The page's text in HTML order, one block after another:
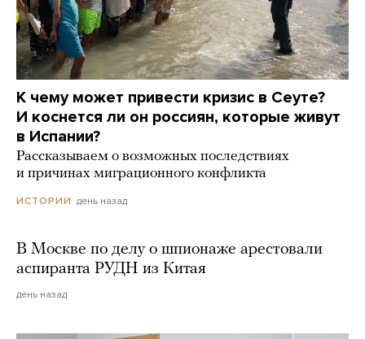
К чему может привести кризис в Сеуте?
И коснется ли он россиян, которые живут
в Испании?
Рассказываем о возможных последствиях
и причинах миграционного конфликта
ИСТОРИИ день назад
В Москве по делу о шпионаже арестовали
аспиранта РУДН из Китая
день назад